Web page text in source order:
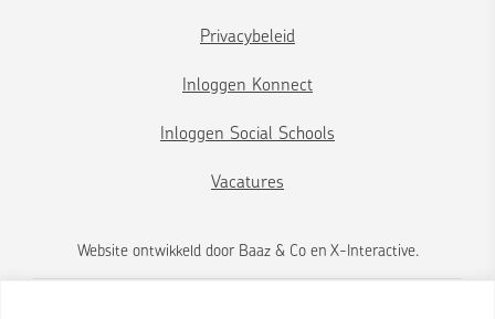
Privacybeleid
Inloggen Konnect
Inloggen Social Schools
Vacatures
Website ontwikkeld door Baaz & Coen X-Interactive.